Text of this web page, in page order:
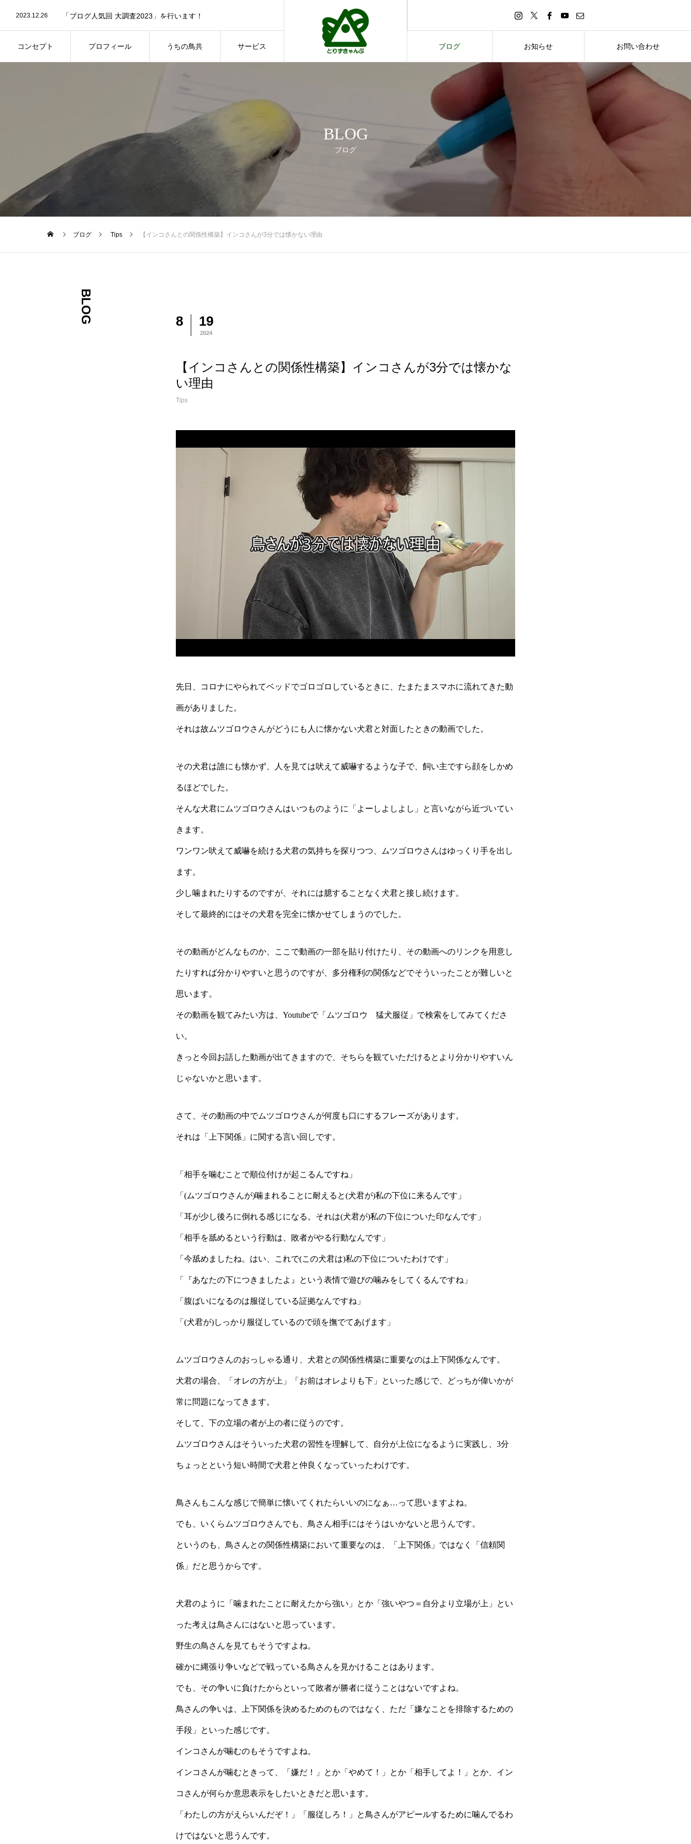
コンセプト
プロフィール
うちの鳥共
サービス
ブログ
お知らせ
お問い合わせ
2023.12.26 「ブログ人気回 大調査2023」を行います！
2025.09.2 第13回鳥さん同伴オフ会のご案内
BLOG
ブログ
ブログ Tips 【インコさんとの関係性構築】インコさんが3分では懐かない理由
BLOG 8 19
2024
【インコさんとの関係性構築】インコさんが3分では懐かな
い理由
Tips
先日、コロナにやられてベッドでゴロゴロしているときに、たまたまスマホに流れてきた動
画がありました。
それは故ムツゴロウさんがどうにも人に懐かない犬君と対面したときの動画でした。
その犬君は誰にも懐かず、人を見ては吠えて威嚇するような子で、飼い主ですら顔をしかめ
るほどでした。
そんな犬君にムツゴロウさんはいつものように「よーしよしよし」と言いながら近づいてい
きます。
ワンワン吠えて威嚇を続ける犬君の気持ちを探りつつ、ムツゴロウさんはゆっくり手を出し
ます。
少し噛まれたりするのですが、それには臆することなく犬君と接し続けます。
そして最終的にはその犬君を完全に懐かせてしまうのでした。
その動画がどんなものか、ここで動画の一部を貼り付けたり、その動画へのリンクを用意し
たりすれば分かりやすいと思うのですが、多分権利の関係などでそういったことが難しいと
思います。
その動画を観てみたい方は、Youtubeで「ムツゴロウ 猛犬服従」で検索をしてみてくださ
い。
きっと今回お話した動画が出てきますので、そちらを観ていただけるとより分かりやすいん
じゃないかと思います。
さて、その動画の中でムツゴロウさんが何度も口にするフレーズがあります。
それは「上下関係」に関する言い回しです。
「相手を噛むことで順位付けが起こるんですね」
「(ムツゴロウさんが)噛まれることに耐えると(犬君が)私の下位に来るんです」
「耳が少し後ろに倒れる感じになる。それは(犬君が)私の下位についた印なんです」
「相手を舐めるという行動は、敗者がやる行動なんです」
「今舐めましたね。はい、これで(この犬君は)私の下位についたわけです」
「『あなたの下につきましたよ』という表情で遊びの噛みをしてくるんですね」
「腹ばいになるのは服従している証拠なんですね」
「(犬君が)しっかり服従しているので頭を撫でてあげます」
ムツゴロウさんのおっしゃる通り、犬君との関係性構築に重要なのは上下関係なんです。
犬君の場合、「オレの方が上」「お前はオレよりも下」といった感じで、どっちが偉いかが
常に問題になってきます。
そして、下の立場の者が上の者に従うのです。
ムツゴロウさんはそういった犬君の習性を理解して、自分が上位になるように実践し、3分
ちょっとという短い時間で犬君と仲良くなっていったわけです。
鳥さんもこんな感じで簡単に懐いてくれたらいいのになぁ…って思いますよね。
でも、いくらムツゴロウさんでも、鳥さん相手にはそうはいかないと思うんです。
というのも、鳥さんとの関係性構築において重要なのは、「上下関係」ではなく「信頼関
係」だと思うからです。
犬君のように「噛まれたことに耐えたから強い」とか「強いやつ＝自分より立場が上」とい
った考えは鳥さんにはないと思っています。
野生の鳥さんを見てもそうですよね。
確かに縄張り争いなどで戦っている鳥さんを見かけることはあります。
でも、その争いに負けたからといって敗者が勝者に従うことはないですよね。
鳥さんの争いは、上下関係を決めるためのものではなく、ただ「嫌なことを排除するための
手段」といった感じです。
インコさんが噛むのもそうですよね。
インコさんが噛むときって、「嫌だ！」とか「やめて！」とか「相手してよ！」とか、イン
コさんが何らか意思表示をしたいときだと思います。
「わたしの方がえらいんだぞ！」「服従しろ！」と鳥さんがアピールするために噛んでるわ
けではないと思うんです。